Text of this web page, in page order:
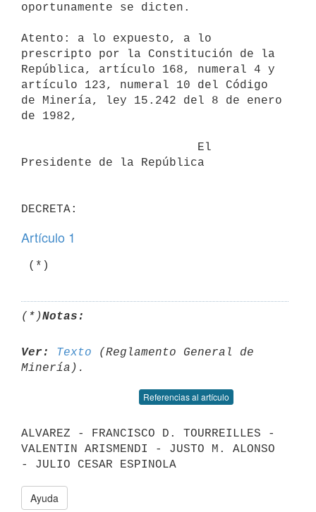
oportunamente se dicten.
Atento: a lo expuesto, a lo
prescripto por la Constitución de la
República, artículo 168, numeral 4 y
artículo 123, numeral 10 del Código
de Minería, ley 15.242 del 8 de enero
de 1982,
Presidente de la República
Artículo 1
(*)Notas:
Ver: Texto (Reglamento General de
Referencias al artículo
ALVAREZ - FRANCISCO D. TOURREILLES -
VALENTIN ARISMENDI - JUSTO M. ALONSO
Ayuda